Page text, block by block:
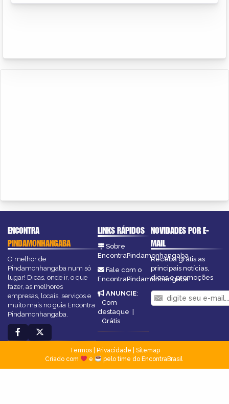
ENCONTRA
PINDAMONHANGABA
O melhor de
Pindamonhangaba num só
lugar! Dicas, onde ir, o que
fazer, as melhores
empresas, locais, serviços e
muito mais no guia Encontra
Pindamonhangaba.
LINKS RÁPIDOS
Sobre
EncontraPindamonhangaba
Fale com o
EncontraPindamonhangaba
ANUNCIE:
Com
destaque |
Grátis
NOVIDADES POR E-
MAIL
Receba grátis as
principais notícias,
dicas e promoções
Termos| Privacidade
Sitemap
Criado com
e pelo time do EncontraBrasil